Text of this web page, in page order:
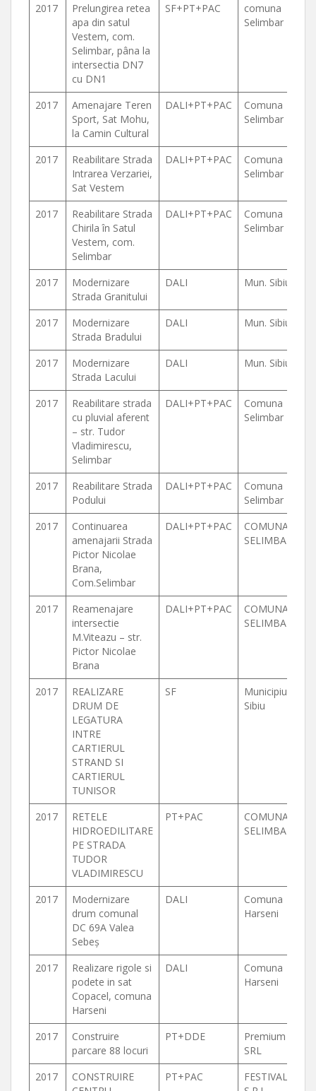
2017
Prelungirea retea
apa din satul
Vestem, com.
Selimbar, pâna la
intersectia DN7
cu DN1
SF+PT+PAC
comuna
Selimbar
2017
Amenajare Teren
Sport, Sat Mohu,
la Camin Cultural
DALI+PT+PAC
Comuna
Selimbar
2017
Reabilitare Strada
Intrarea Verzariei,
Sat Vestem
DALI+PT+PAC
Comuna
Selimbar
2017
Reabilitare Strada
Chirila în Satul
Vestem, com.
Selimbar
DALI+PT+PAC
Comuna
Selimbar
2017
Modernizare
Strada Granitului
DALI Mun. Sibiu
2017
Modernizare
Strada Bradului
DALI Mun. Sibiu
2017
Modernizare
Strada Lacului
DALI Mun. Sibiu
2017
Reabilitare strada
cu pluvial aferent
– str. Tudor
Vladimirescu,
Selimbar
DALI+PT+PAC
Comuna
Selimbar
2017
Reabilitare Strada
Podului
DALI+PT+PAC
Comuna
Selimbar
2017
Continuarea
amenajarii Strada
Pictor Nicolae
Brana,
Com.Selimbar
DALI+PT+PAC
COMUNA
SELIMBAR
2017
Reamenajare
intersectie
M.Viteazu – str.
Pictor Nicolae
Brana
DALI+PT+PAC
COMUNA
SELIMBAR
2017
REALIZARE
DRUM DE
LEGATURA
INTRE
CARTIERUL
STRAND SI
CARTIERUL
TUNISOR
SF
Municipiul
Sibiu
2017
RETELE
HIDROEDILITARE
PE STRADA
TUDOR
VLADIMIRESCU
PT+PAC
COMUNA
SELIMBAR
2017
Modernizare
drum comunal
DC 69A Valea
Sebeş
DALI
Comuna
Harseni
2017
Realizare rigole si
podete in sat
Copacel, comuna
Harseni
DALI
Comuna
Harseni
2017
Construire
parcare 88 locuri
PT+DDE
Premium
SRL
2017
CONSTRUIRE
PT+PAC
FESTIVAL